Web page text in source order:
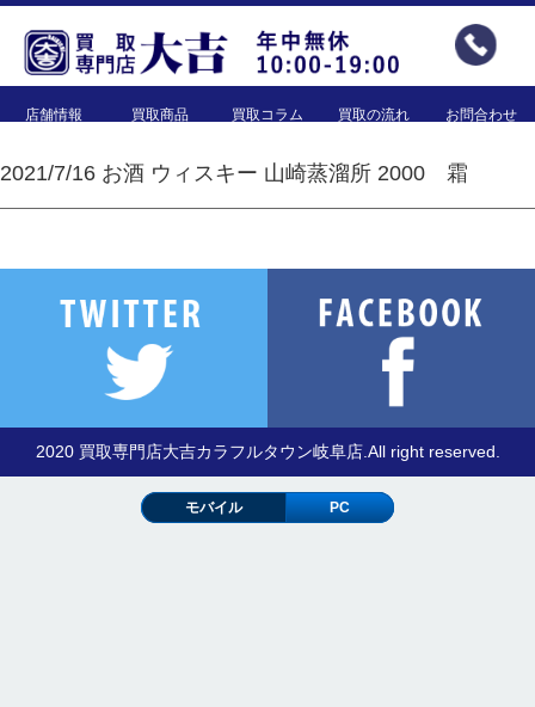
店舗情報 買取商品 買取コラム 買取の流れ お問合わせ
2021/7/16 お酒 ウィスキー 山崎蒸溜所 2000 霜
2020 買取専門店大吉カラフルタウン岐阜店.All right reserved.
モバイル PC